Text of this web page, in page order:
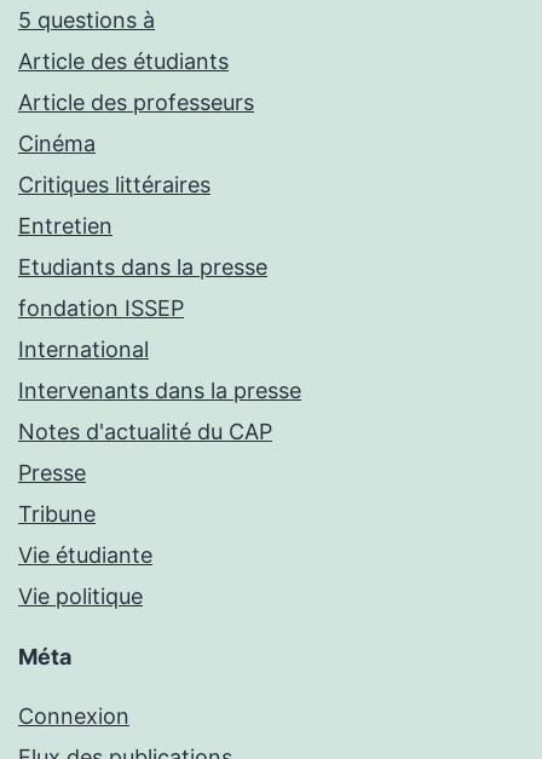
5 questions à
Article des étudiants
Article des professeurs
Cinéma
Critiques littéraires
Entretien
Etudiants dans la presse
fondation ISSEP
International
Intervenants dans la presse
Notes d'actualité du CAP
Presse
Tribune
Vie étudiante
Vie politique
Méta
Connexion